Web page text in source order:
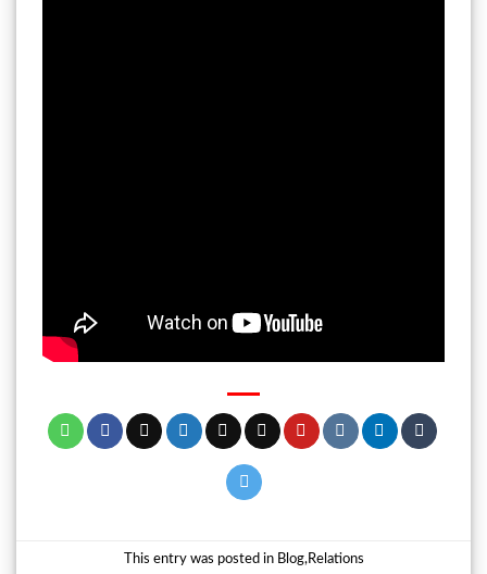
This entry was posted in Blog,Relations